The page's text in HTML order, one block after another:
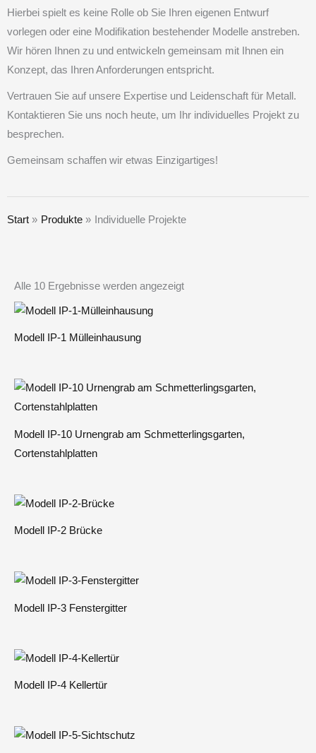
Hierbei spielt es keine Rolle ob Sie Ihren eigenen Entwurf
vorlegen oder eine Modifikation bestehender Modelle anstreben.
Wir hören Ihnen zu und entwickeln gemeinsam mit Ihnen ein
Konzept, das Ihren Anforderungen entspricht.
Vertrauen Sie auf unsere Expertise und Leidenschaft für Metall.
Kontaktieren Sie uns noch heute, um Ihr individuelles Projekt zu
besprechen.
Gemeinsam schaffen wir etwas Einzigartiges!
Start Produkte Individuelle Projekte
Alle 10 Ergebnisse werden angezeigt
Modell IP-1 Mülleinhausung
Modell IP-10 Urnengrab am Schmetterlingsgarten,
Cortenstahlplatten
Modell IP-2 Brücke
Modell IP-3 Fenstergitter
Modell IP-4 Kellertür